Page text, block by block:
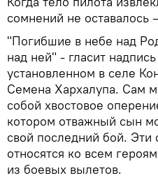
сомнений не оставалось
"Погибшие в небе над
над ней" - гласит
установленном в селе
Семена Хархалупа. Сам
собой хвостовое
котором отважный сын
свой последний бой. Эти
относятся ко всем
из боевых вылетов.